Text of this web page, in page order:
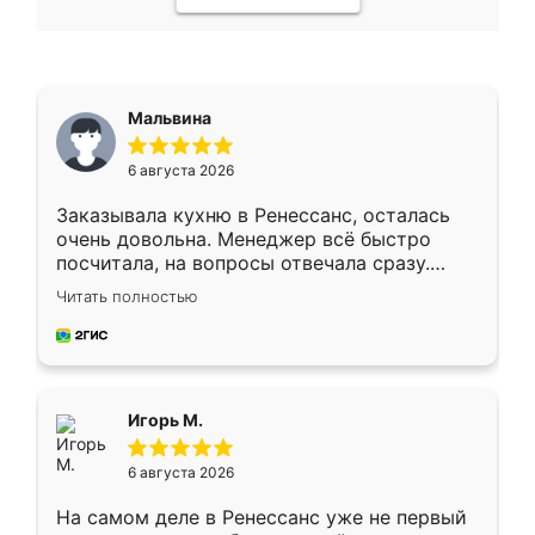
Мальвина
6 августа 2026
Заказывала кухню в Ренессанс, осталась
очень довольна. Менеджер всё быстро
посчитала, на вопросы отвечала сразу.
Замерщик приехал в субботу, подошёл к
делу со всей ответственностью. Собрали
за день, ребята работали аккуратно, даже
Читать полностью
Игорь М.
6 августа 2026
На самом деле в Ренессанс уже не первый